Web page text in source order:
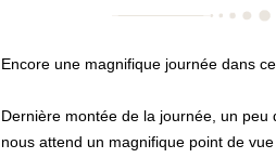
Encore une magnifique journée dans
Dernière montée de la journée, un peu
nous attend un magnifique point de